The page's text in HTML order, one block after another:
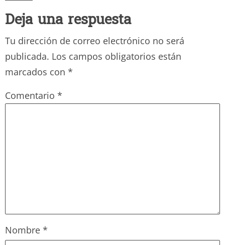
Deja una respuesta
Tu dirección de correo electrónico no será
publicada. Los campos obligatorios están
marcados con *
Comentario *
Nombre *